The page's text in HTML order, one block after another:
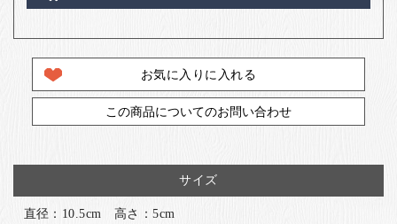
お気に入りに入れる
この商品についてのお問い合わせ
サイズ
直径：10.5cm 高さ：5cm